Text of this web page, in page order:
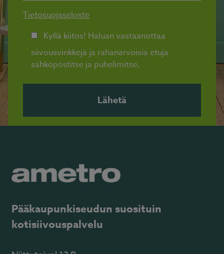
Tietosuojaseloste
Kyllä kiitos! Haluan vastaanottaa
siivousvinkkejä ja rahanarvoisia etuja
sähköpostitse ja puhelimitse.
Pääkaupunkiseudun suosituin
kotisiivouspalvelu